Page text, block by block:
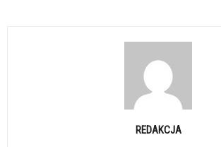
REDAKCJA